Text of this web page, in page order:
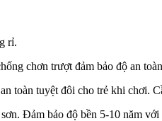
rỉ.
chơn trượt đảm bảo độ an
toàn tuyệt đôi cho trẻ khi chơi.
Đảm bảo độ bền 5-10 năm